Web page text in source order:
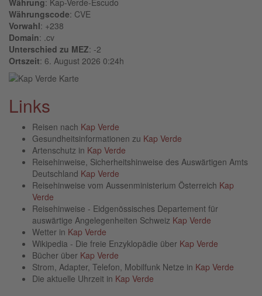
Währungscode: CVE
Vorwahl: +238
Domain: .cv
Unterschied zu MEZ: -2
Ortszeit: 6. August 2026 0:24h
Links
Reisen nach Kap Verde
Gesundheitsinformationen zu Kap Verde
Artenschutz in Kap Verde
Reisehinweise, Sicherheitshinweise des Auswärtigen Amts
Deutschland Kap Verde
Reisehinweise vom Aussenministerium Österreich Kap
Verde
Reisehinweise - Eidgenössisches Departement für
auswärtige Angelegenheiten Schweiz Kap Verde
Wetter in Kap Verde
Wikipedia - Die freie Enzyklopädie über Kap Verde
Bücher über Kap Verde
Strom, Adapter, Telefon, Mobilfunk Netze in Kap Verde
Die aktuelle Uhrzeit in Kap Verde